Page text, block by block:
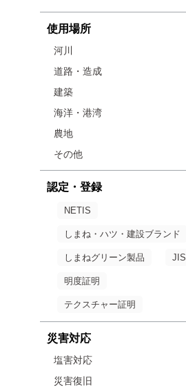
使用場所
河川
道路・造成
建築
海洋・港湾
農地
その他
認定・登録
NETIS
しまね・ハツ・建設ブランド
しまねグリーン製品 JIS
明度証明
テクスチャー証明
災害対応
塩害対応
災害復旧